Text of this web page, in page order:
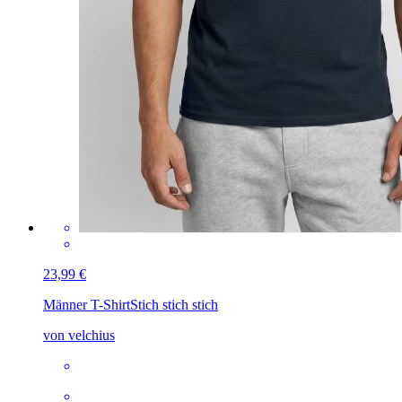
23,99 €
Männer T-ShirtStich stich stich
von velchius